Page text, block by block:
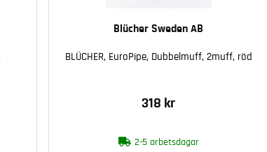
Blücher Sweden AB
BLÜCHER, EuroPipe, Dubbelmuff, 2muff, röd
318 kr
2-5 arbetsdagar